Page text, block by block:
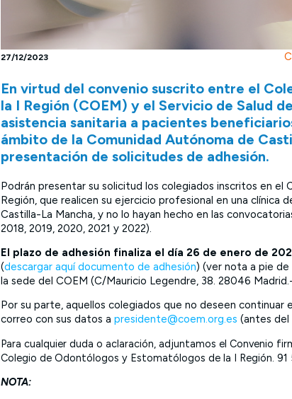
27/12/2023
En virtud del convenio suscrito entre el
la I Región (COEM) y el Servicio de Salud
asistencia sanitaria a pacientes
ámbito de la Comunidad Autónoma de
presentación de solicitudes de adhesión.
Podrán presentar su solicitud los colegiados inscritos en
Región, que realicen su ejercicio profesional en una clínica
Castilla-La Mancha, y no lo hayan hecho en las
2018, 2019, 2020, 2021 y 2022).
El plazo de adhesión finaliza el día 26 de enero de
(descargar aquí documento de adhesión) (ver nota a pie de
la sede del COEM (C/Mauricio Legendre, 38. 28046
Por su parte, aquellos colegiados que no deseen continuar
correo con sus datos a presidente@coem.org.es (antes del
Para cualquier duda o aclaración, adjuntamos el Convenio
Colegio de Odontólogos y Estomatólogos de la I Región. 91
NOTA: